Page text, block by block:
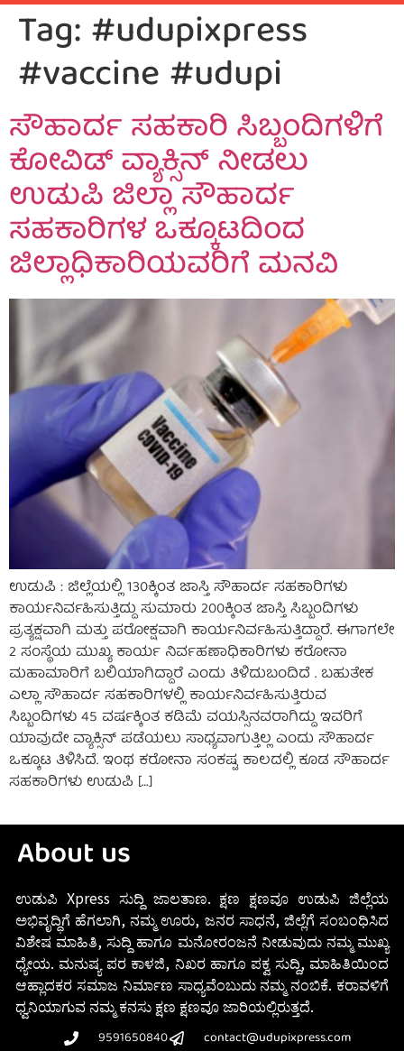
Tag:#udupixpress
#vaccine #udupi
ಸೌಹಾರ್ದ ಸಹಕಾರಿ ಸಿಬ್ಬಂದಿಗಳಿಗೆ
ಕೋವಿಡ್ ವ್ಯಾಕ್ಸಿನ್ ನೀಡಲು
ಉಡುಪಿ ಜಿಲ್ಲಾ ಸೌಹಾರ್ದ
ಸಹಕಾರಿಗಳ ಒಕ್ಕೂಟದಿಂದ
ಜಿಲ್ಲಾಧಿಕಾರಿಯವರಿಗೆ ಮನವಿ
ಉಡುಪಿ : ಜಿಲ್ಲೆಯಲ್ಲಿ 130ಕ್ಕಿಂತ ಜಾಸ್ತಿ ಸೌಹಾರ್ದ ಸಹಕಾರಿಗಳು
ಕಾರ್ಯನಿರ್ವಹಿಸುತ್ತಿದ್ದು ಸುಮಾರು 200ಕ್ಕಿಂತ ಜಾಸ್ತಿ ಸಿಬ್ಬಂದಿಗಳು
ಪ್ರತ್ಯಕ್ಷವಾಗಿ ಮತ್ತು ಪರೋಕ್ಷವಾಗಿ ಕಾರ್ಯನಿರ್ವಹಿಸುತ್ತಿದ್ದಾರೆ. ಈಗಾಗಲೇ
2 ಸಂಸ್ಥೆಯ ಮುಖ್ಯ ಕಾರ್ಯ ನಿರ್ವಹಣಾಧಿಕಾರಿಗಳು ಕರೋನಾ
ಮಹಾಮಾರಿಗೆ ಬಲಿಯಾಗಿದ್ದಾರೆ ಎಂದು ತಿಳಿದುಬಂದಿದೆ . ಬಹುತೇಕ
ಎಲ್ಲಾ ಸೌಹಾರ್ದ ಸಹಕಾರಿಗಳಲ್ಲಿ ಕಾರ್ಯನಿರ್ವಹಿಸುತ್ತಿರುವ
ಸಿಬ್ಬಂದಿಗಳು 45 ವರ್ಷಕ್ಕಿಂತ ಕಡಿಮೆ ವಯಸ್ಸಿನವರಾಗಿದ್ದು ಇವರಿಗೆ
ಯಾವುದೇ ವ್ಯಾಕ್ಸಿನ್ ಪಡೆಯಲು ಸಾಧ್ಯವಾಗುತ್ತಿಲ್ಲ ಎಂದು ಸೌಹಾರ್ದ
ಒಕ್ಕೂಟ ತಿಳಿಸಿದೆ. ಇಂಥ ಕರೋನಾ ಸಂಕಷ್ಟ ಕಾಲದಲ್ಲಿ ಕೂಡ ಸೌಹಾರ್ದ
ಸಹಕಾರಿಗಳು ಉಡುಪಿ […]
About us
ಉಡುಪಿ Xpress ಸುದ್ದಿ ಜಾಲತಾಣ. ಕ್ಷಣ ಕ್ಷಣವೂ ಉಡುಪಿ ಜಿಲ್ಲೆಯ
ಅಭಿವೃದ್ಧಿಗೆ ಹೆಗಲಾಗಿ, ನಮ್ಮ ಊರು, ಜನರ ಸಾಧನೆ, ಜಿಲ್ಲೆಗೆ ಸಂಬಂಧಿಸಿದ
ವಿಶೇಷ ಮಾಹಿತಿ, ಸುದ್ದಿ ಹಾಗೂ ಮನೋರಂಜನೆ ನೀಡುವುದು ನಮ್ಮ ಮುಖ್ಯ
ಧ್ಯೇಯ. ಮನುಷ್ಯ ಪರ ಕಾಳಜಿ, ನಿಖರ ಹಾಗೂ ಪಕ್ವ ಸುದ್ದಿ, ಮಾಹಿತಿಯಿಂದ
ಆಹ್ಲಾದಕರ ಸಮಾಜ ನಿರ್ಮಾಣ ಸಾಧ್ಯವೆಂಬುದು ನಮ್ಮ ನಂಬಿಕೆ. ಕರಾವಳಿಗೆ
ಧ್ವನಿಯಾಗುವ ನಮ್ಮ ಕನಸು ಕ್ಷಣ ಕ್ಷಣವೂ ಜಾರಿಯಲ್ಲಿರುತ್ತದೆ.
9591650840
contact@udupixpress.com